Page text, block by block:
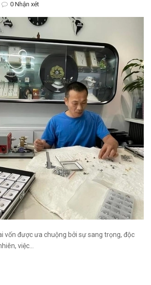
0 Nhận xét
vốn được ưa chuộng bởi sự sang trọng, độc
việc...